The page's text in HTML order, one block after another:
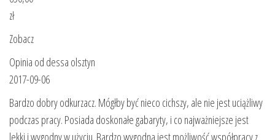
zł
Zobacz
Opinia od dessa olsztyn
2017-09-06
Bardzo dobry odkurzacz. Mógłby być nieco cichszy, ale nie jest uciążliwy
podczas pracy. Posiada doskonałe gabaryty, i co najważniejsze jest
lekki i wygodny w użyciu. Bardzo wygodna jest możliwość współpracy z